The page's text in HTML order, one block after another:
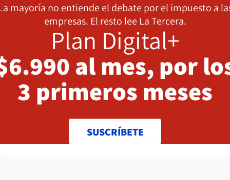
mayoría no entiende el debate por el impuesto a
empresas. El resto lee La Tercera.
Plan Digital+
al mes, por
3 primeros meses
SUSCRÍBETE